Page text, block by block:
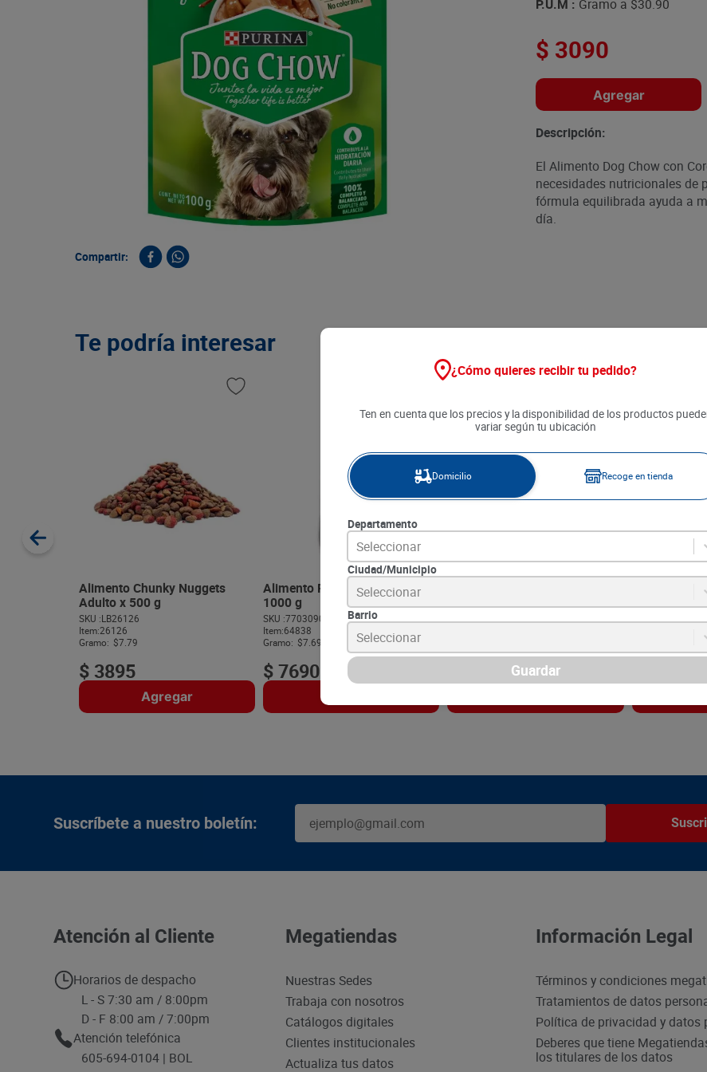
9
queso
10. papa
Compartir:
P.U.M : Gramo a $30.90
$ 3090
Agregar
Descripción:
El Alimento Dog Chow con
necesidades nutricionales de
fórmula equilibrada ayuda a
día.
Te podría interesar
Alimento Chunky Nuggets
Adulto x 500 g
SKU :LB26126
Item:26126
Gramo: $7.79
$ 3895
Agregar
Alimento Ringo Perro Adulto x
1000 g
SKU :7703090112426
Item:64838
Gramo: $7.69
$7690
Adulto x 2 kg
690
Alimento
Pack x 1.5 kg
Suscríbete a nuestro boletín:
Atención al Cliente
Horarios de despacho
L - S 7:30 am / 8:00pm
D - F 8:00 am / 7:00pm
Atención telefónica
605-694-0104 | BOL
Megatiendas
Nuestras Sedes
Trabaja con nosotros
Catálogos digitales
Clientes institucionales
Actualiza tus datos
Información Legal
Términos y condiciones
Tratamientos de datos
Política de privacidad y datos
Deberes que tiene
los titulares de los datos
¿Cómo quieres recibir tu pedido?
Ten en cuenta que los precios y la disponibilidad de los productos
variar según tu ubicación
Domicilio Recoge en tienda
Departamento
Seleccionar
Ciudad/Municipio
Seleccionar
Barrio
Seleccionar
Guardar